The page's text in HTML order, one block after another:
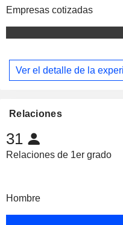
Empresas cotizadas
Ver el detalle de la
Relaciones
31
Relaciones de 1er grado
Hombre